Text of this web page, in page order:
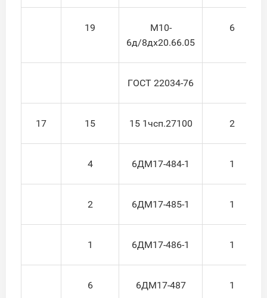
19
М10-
6д/8дх20.66.05
6
ГОСТ 22034-76
17 15 15 1чсп.27100 2
4 6ДМ17-484-1 1
2 6ДМ17-485-1 1
1 6ДМ17-486-1 1
6 6ДМ17-487 1